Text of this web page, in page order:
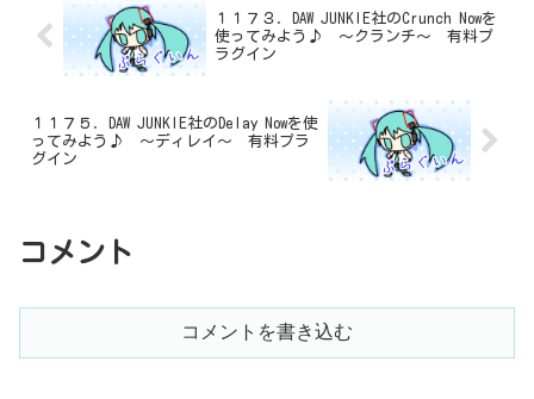
１１７３．DAW JUNKIE社のCrunch Nowを
使ってみよう♪ ～クランチ～ 有料プ
ラグイン
１１７５．DAW JUNKIE社のDelay Nowを使
ってみよう♪ ～ディレイ～ 有料プラ
グイン
コメント
コメントを書き込む